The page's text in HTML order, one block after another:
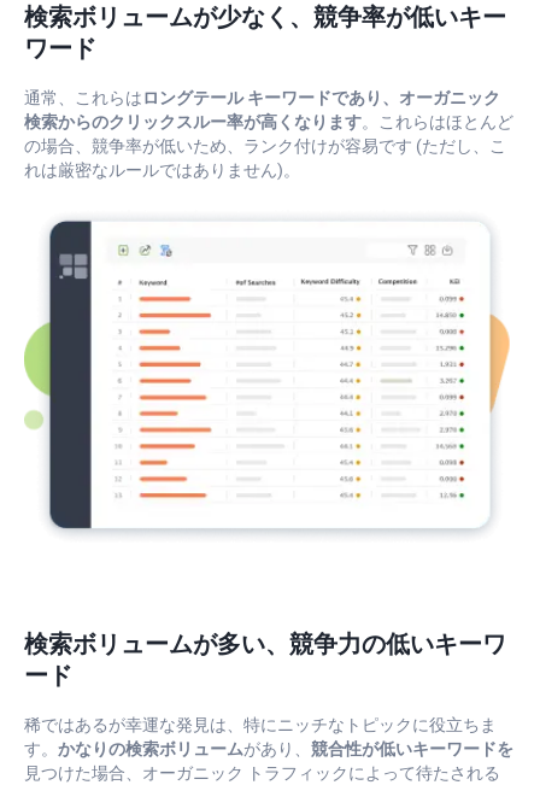
検索ボリュームが少なく、競争率が低いキー
ワード
通常、これらはロングテール キーワードであり、オーガニック
検索からのクリックスルー率が高くなります。これらはほとんど
の場合、競争率が低いため、ランク付けが容易です (ただし、こ
れは厳密なルールではありません)。
検索ボリュームが多い、競争力の低いキーワ
ード
稀ではあるが幸運な発見は、特にニッチなトピックに役立ちま
す。 かなりの検索ボリュームがあり、 競合性が低いキーワードを
見つけた場合、オーガニック トラフィックによって待たされる